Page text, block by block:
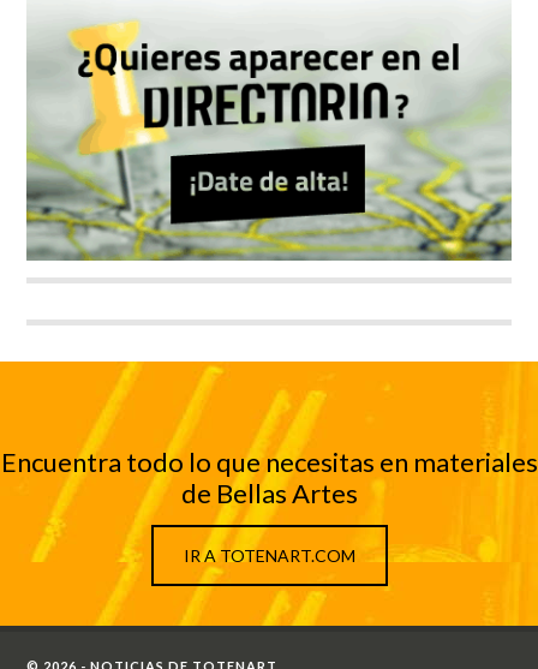
Encuentra todo lo que necesitas en materiales
de Bellas Artes
IR A TOTENART.COM